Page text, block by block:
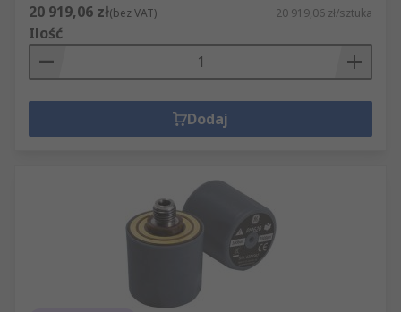
20 919,06 zł(bez VAT) 20 919,06 zł/sztuka
Ilość
Dodaj